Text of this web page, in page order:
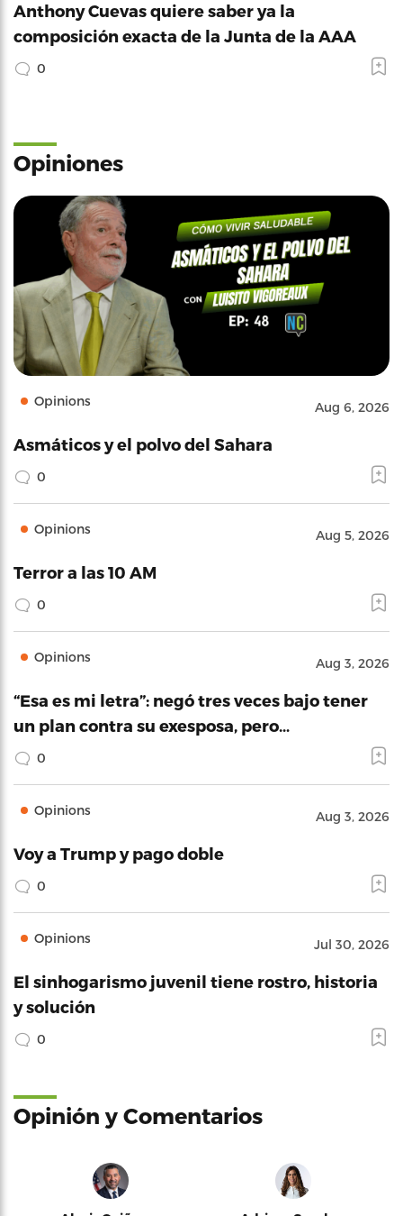
Anthony Cuevas quiere saber ya la
composición exacta de la Junta de la AAA
0
Opiniones
Opinions Aug 6, 2026
Asmáticos y el polvo del Sahara
0
Opinions Aug 5, 2026
Terror a las 10 AM
0
Opinions Aug 3, 2026
“Esa es mi letra”: negó tres veces bajo tener
un plan contra su exesposa, pero…
0
Opinions Aug 3, 2026
Voy a Trump y pago doble
0
Opinions Jul 30, 2026
El sinhogarismo juvenil tiene rostro, historia
y solución
0
Opinión y Comentarios